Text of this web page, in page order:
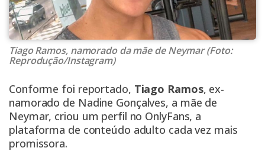
Tiago Ramos, namorado da mãe de Neymar (Foto:
Reprodução/Instagram)
Conforme foi reportado, Tiago Ramos, ex-
namorado de Nadine Gonçalves, a mãe de
Neymar, criou um perfil no OnlyFans, a
plataforma de conteúdo adulto cada vez mais
promissora.